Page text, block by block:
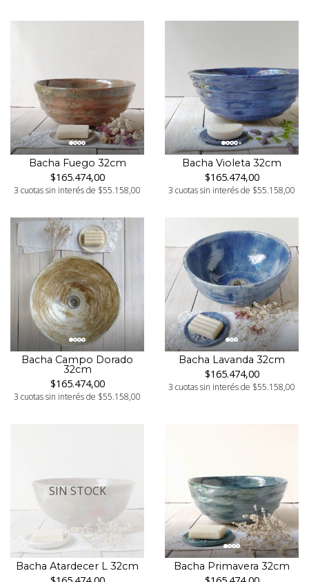
Bacha Fuego 32cm
$165.474,00
3 cuotas sin interés de $55.158,00
Bacha Violeta 32cm
$165.474,00
3 cuotas sin interés de $55.158,00
Bacha Campo Dorado
32cm
$165.474,00
3 cuotas sin interés de $55.158,00
Bacha Lavanda 32cm
$165.474,00
3 cuotas sin interés de $55.158,00
SIN STOCK
Bacha Atardecer L 32cm Bacha Primavera 32cm